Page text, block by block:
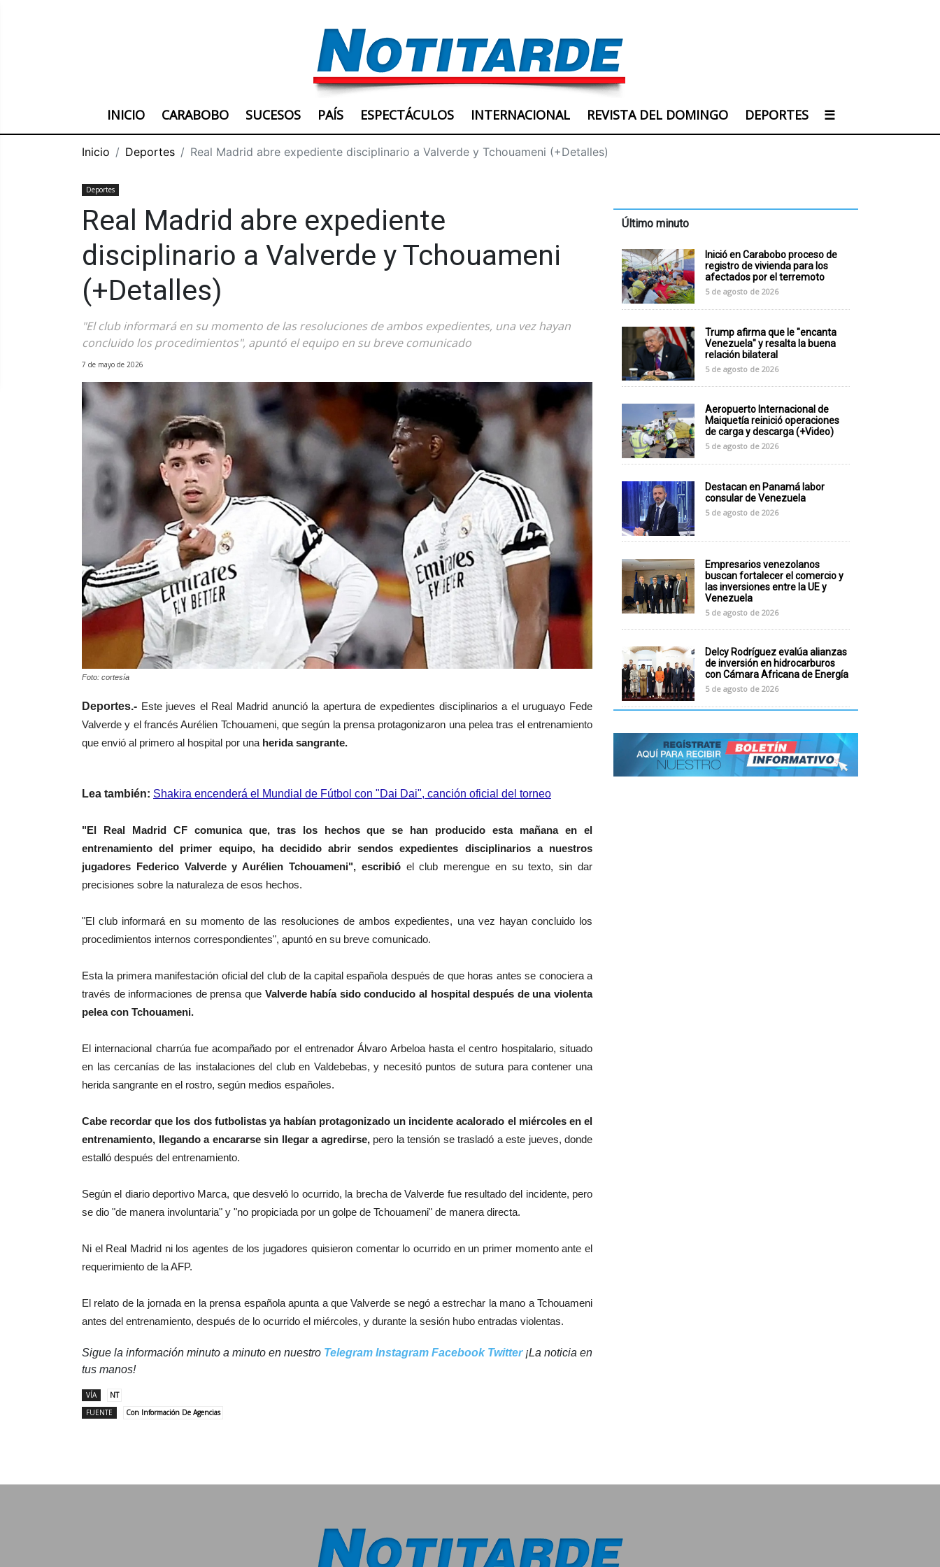
INICIO CARABOBO SUCESOS PAÍS ESPECTÁCULOS INTERNACIONAL REVISTA DEL DOMINGO DEPORTES ☰
Inicio Deportes Real Madrid abre expediente disciplinario a Valverde y Tchouameni (+Detalles)
Deportes
Real Madrid abre expediente
disciplinario a Valverde y Tchouameni
(+Detalles)
"El club informará en su momento de las resoluciones de ambos expedientes, una vez hayan
concluido los procedimientos", apuntó el equipo en su breve comunicado
7 de mayo de 2026
Foto: cortesía
Deportes.- Este jueves el Real Madrid anunció la apertura de expedientes disciplinarios a el uruguayo Fede
Valverde y el francés Aurélien Tchouameni, que según la prensa protagonizaron una pelea tras el entrenamiento
que envió al primero al hospital por una herida sangrante.
Lea también: Shakira encenderá el Mundial de Fútbol con "Dai Dai", canción oficial del torneo
"El Real Madrid CF comunica que, tras los hechos que se han producido esta mañana en el
entrenamiento del primer equipo, ha decidido abrir sendos expedientes disciplinarios a nuestros
jugadores Federico Valverde y Aurélien Tchouameni", escribióel club merengue en su texto, sin dar
precisiones sobre la naturaleza de esos hechos.
"El club informará en su momento de las resoluciones de ambos expedientes, una vez hayan concluido los
procedimientos internos correspondientes", apuntó en su breve comunicado.
Esta la primera manifestación oficial del club de la capital española después de que horas antes se conociera a
través de informaciones de prensa que Valverde había sido conducido al hospital después de una violenta
pelea con Tchouameni.
El internacional charrúa fue acompañado por el entrenador Álvaro Arbeloa hasta el centro hospitalario, situado
en las cercanías de las instalaciones del club en Valdebebas, y necesitó puntos de sutura para contener una
herida sangrante en el rostro, según medios españoles.
Cabe recordar que los dos futbolistas ya habían protagonizado un incidente acalorado el miércoles en el
entrenamiento, llegando a encararse sin llegar a agredirse, pero la tensión se trasladó a este jueves, donde
estalló después del entrenamiento.
Según el diario deportivo Marca, que desveló lo ocurrido, la brecha de Valverde fue resultado del incidente, pero
se dio "de manera involuntaria" y "no propiciada por un golpe de Tchouameni" de manera directa.
Ni el Real Madrid ni los agentes de los jugadores quisieron comentar lo ocurrido en un primer momento ante el
requerimiento de la AFP.
El relato de la jornada en la prensa española apunta a que Valverde se negó a estrechar la mano a Tchouameni
antes del entrenamiento, después de lo ocurrido el miércoles, y durante la sesión hubo entradas violentas.
Sigue la información minuto a minuto en nuestro Telegram Instagram Facebook Twitter¡La noticia en
tus manos!
VÍA
NT
FUENTE
Con Información De Agencias
Último minuto
Inició en Carabobo proceso de
registro de vivienda para los
afectados por el terremoto
5 de agosto de 2026
Trump afirma que le "encanta
Venezuela" y resalta la buena
relación bilateral
5 de agosto de 2026
Aeropuerto Internacional de
Maiquetía reinició operaciones
de carga y descarga (+Video)
5 de agosto de 2026
Destacan en Panamá labor
consular de Venezuela
5 de agosto de 2026
Empresarios venezolanos
buscan fortalecer el comercio y
las inversiones entre la UE y
Venezuela
5 de agosto de 2026
Delcy Rodríguez evalúa alianzas
de inversión en hidrocarburos
con Cámara Africana de Energía
5 de agosto de 2026